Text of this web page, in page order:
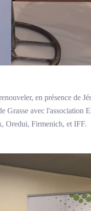
en présence de
Grasse avec l'association
Oredui, Firmenich, et IFF.